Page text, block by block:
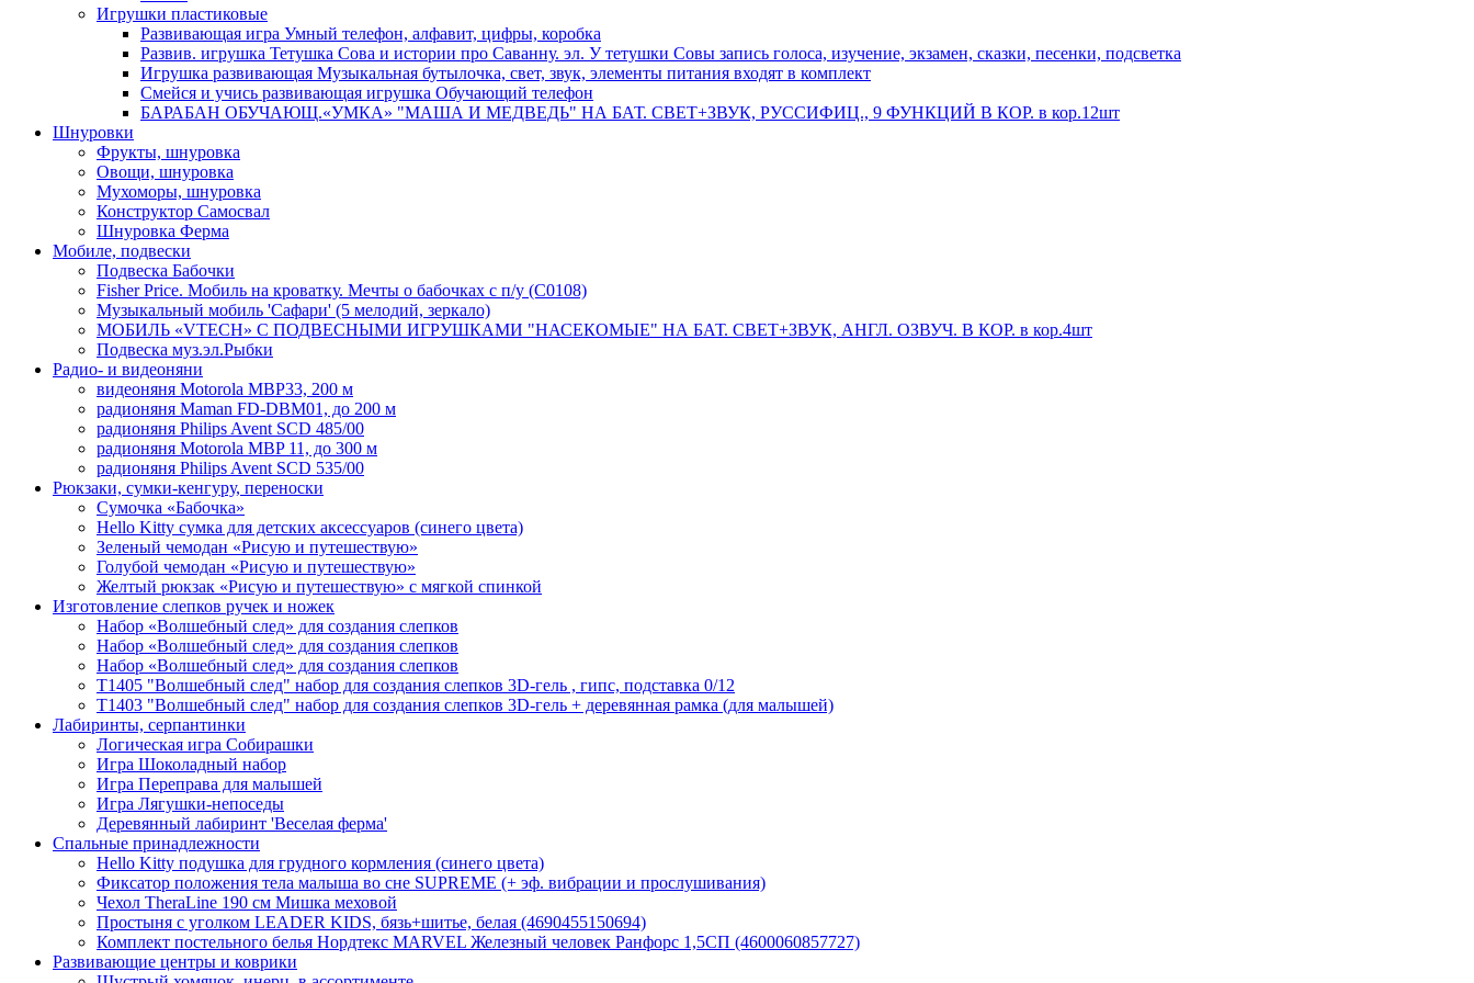
Игрушки пластиковые
Развивающая игра Умный телефон, алфавит, цифры, коробка
Развив. игрушка Тетушка Сова и истории про Саванну. эл. У тетушки Совы запись голоса, изучение, экзамен, сказки, песенки, подсветка
Игрушка развивающая Музыкальная бутылочка, свет, звук, элементы питания входят в комплект
Смейся и учись развивающая игрушка Обучающий телефон
БАРАБАН ОБУЧАЮЩ.«УМКА» "МАША И МЕДВЕДЬ" НА БАТ. СВЕТ+ЗВУК, РУССИФИЦ., 9 ФУНКЦИЙ В КОР. в кор.12шт
Шнуровки
Фрукты, шнуровка
Овощи, шнуровка
Мухоморы, шнуровка
Конструктор Самосвал
Шнуровка Ферма
Мобиле, подвески
Подвеска Бабочки
Fisher Price. Мобиль на кроватку. Мечты о бабочках с п/у (C0108)
Музыкальный мобиль 'Сафари' (5 мелодий, зеркало)
МОБИЛЬ «VTECH» С ПОДВЕСНЫМИ ИГРУШКАМИ "НАСЕКОМЫЕ" НА БАТ. СВЕТ+ЗВУК, АНГЛ. ОЗВУЧ. В КОР. в кор.4шт
Подвеска муз.эл.Рыбки
Радио- и видеоняни
видеоняня Motorola MBP33, 200 м
радионяня Maman FD-DBM01, до 200 м
радионяня Philips Avent SCD 485/00
радионяня Motorola MBP 11, до 300 м
радионяня Philips Avent SCD 535/00
Рюкзаки, сумки-кенгуру, переноски
Сумочка «Бабочка»
Hello Kitty cумка для детских аксессуаров (синего цвета)
Зеленый чемодан «Рисую и путешествую»
Голубой чемодан «Рисую и путешествую»
Желтый рюкзак «Рисую и путешествую» с мягкой спинкой
Изготовление слепков ручек и ножек
Набор «Волшебный след» для создания слепков
Набор «Волшебный след» для создания слепков
Набор «Волшебный след» для создания слепков
T1405 "Волшебный след" набор для создания слепков 3D-гель , гипс, подставка 0/12
T1403 "Волшебный след" набор для создания слепков 3D-гель + деревянная рамка (для малышей)
Лабиринты, серпантинки
Логическая игра Собирашки
Игра Шоколадный набор
Игра Переправа для малышей
Игра Лягушки-непоседы
Деревянный лабиринт 'Веселая ферма'
Спальные принадлежности
Hello Kitty подушка для грудного кормления (синего цвета)
Фиксатор положения тела малыша во сне SUPREME (+ эф. вибрации и прослушивания)
Чехол TheraLine 190 см Мишка меховой
Простыня с уголком LEADER KIDS, бязь+шитье, белая (4690455150694)
Комплект постельного белья Нордтекс MARVEL Железный человек Ранфорс 1,5СП (4600060857727)
Развивающие центры и коврики